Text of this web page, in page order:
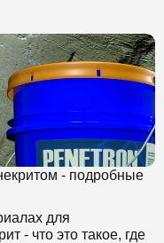
- подробные
для
- что это такое, где